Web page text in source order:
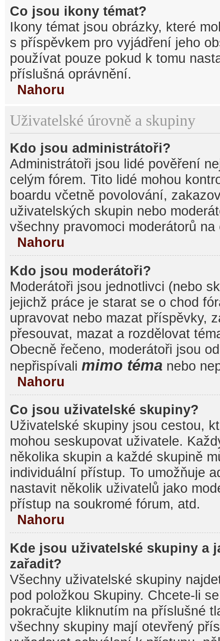
Co jsou ikony témat?
Ikony témat jsou obrázky, které
s příspěvkem pro vyjádření jeho
používat pouze pokud k tomu
příslušná oprávnění.
Nahoru
Uživatelské úrovně a skupiny
Kdo jsou administrátoři?
Administrátoři jsou lidé pověření
celým fórem. Tito lidé mohou
boardu včetně povolování,
uživatelských skupin nebo
všechny pravomoci moderátorů na
Nahoru
Kdo jsou moderátoři?
Moderátoři jsou jednotlivci (nebo
jejichž práce je starat se o chod
upravovat nebo mazat příspěvky,
přesouvat, mazat a rozdělovat
Obecně řečeno, moderátoři jsou
nepřispívali mimo téma nebo
Nahoru
Co jsou uživatelské skupiny?
Uživatelské skupiny jsou cestou,
mohou seskupovat uživatele.
několika skupin a každé skupině
individuální přístup. To umožňuje
nastavit několik uživatelů jako
přístup na soukromé fórum, atd.
Nahoru
Kde jsou uživatelské skupiny a
zařadit?
Všechny uživatelské skupiny
pod položkou Skupiny. Chcete-li
pokračujte kliknutím na příslušné
všechny skupiny mají otevřený